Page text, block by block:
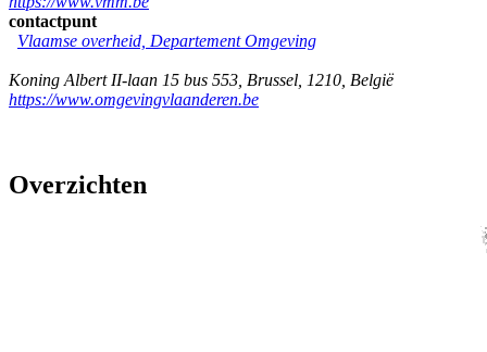
contactpunt
Vlaamse overheid, Departement Omgeving
Koning Albert II-laan 15 bus 553 Brussel 1210 België
https://www.omgevingvlaanderen.be
Overzichten